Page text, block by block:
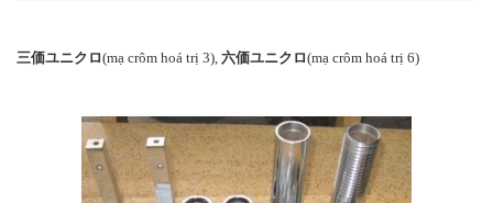
三価ユニクロ(mạ crôm hoá trị 3), 六価ユニクロ(mạ crôm hoá trị 6)